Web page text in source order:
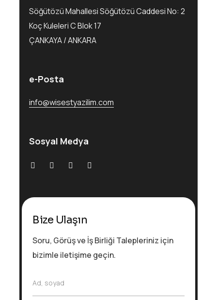
Söğütözü Mahallesi Söğütözü Caddesi No: 2
Koç Kuleleri C Blok 17
ÇANKAYA / ANKARA
e-Posta
info@wisestyazilim.com
Sosyal Medya
Bize Ulaşın
Soru, Görüş ve İş Birliği Talepleriniz için
bizimle iletişime geçin.
F
Ad, soyad